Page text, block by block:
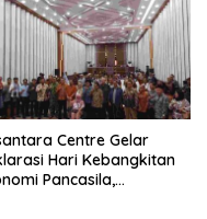
Centre Gelar
Hari Kebangkitan
Pancasila,